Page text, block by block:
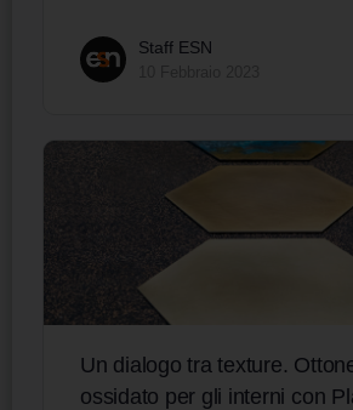
Staff ESN
Un dialogo tra texture.
ossidato per gli interni con